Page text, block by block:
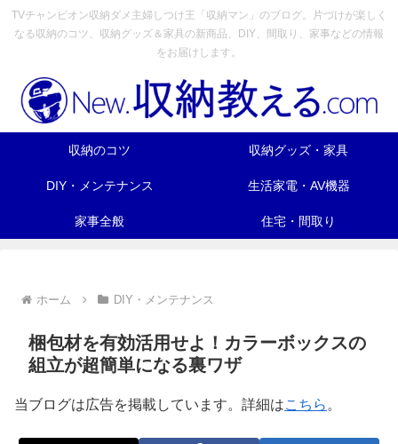
TVチャンピオン収納ダメ主婦しつけ王「収納マン」のブログ。片づけが楽しく
なる収納のコツ、収納グッズ＆家具の新商品、DIY、間取り、家事などの情報
をお届けします。
収納のコツ 収納グッズ・家具
DIY・メンテナンス 生活家電・AV機器
家事全般 住宅・間取り
ホーム DIY・メンテナンス
梱包材を有効活用せよ！カラーボックスの
組立が超簡単になる裏ワザ
当ブログは広告を掲載しています。詳細はこちら 。